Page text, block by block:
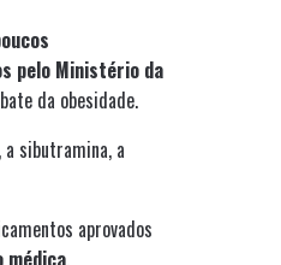
pelo Ministério da
da obesidade.
sibutramina, a
aprovados
médica